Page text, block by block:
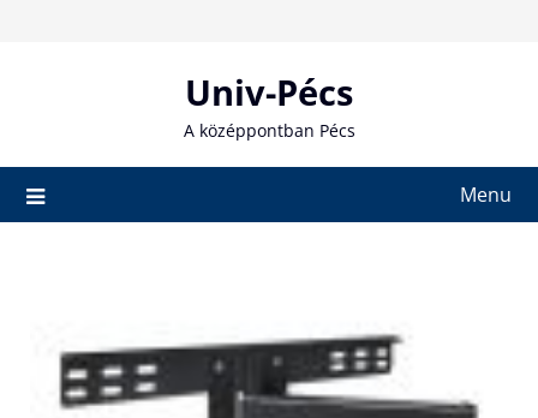
Univ-Pécs
A középpontban Pécs
Menu